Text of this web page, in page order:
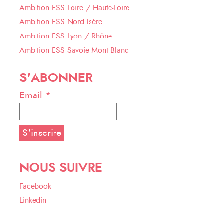
Ambition ESS Loire / Haute-Loire
Ambition ESS Nord Isère
Ambition ESS Lyon / Rhône
Ambition ESS Savoie Mont Blanc
S'ABONNER
Email *
NOUS SUIVRE
Facebook
Linkedin